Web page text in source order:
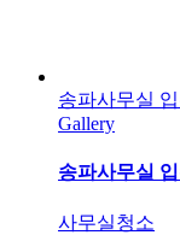
송파사무실
Gallery
송파사무실
사무실청소